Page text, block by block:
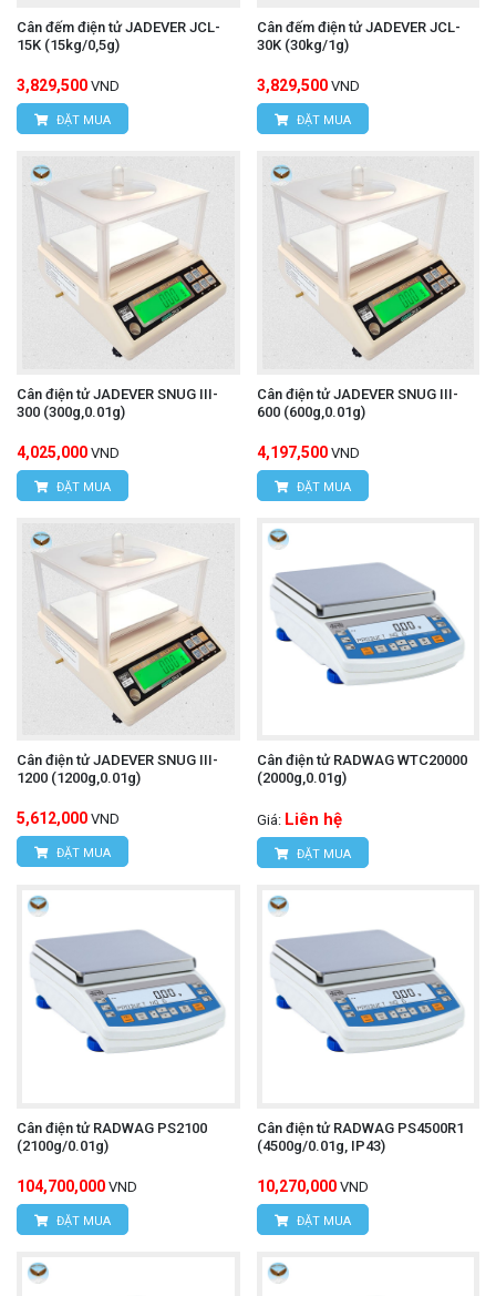
Cân đếm điện tử JADEVER JCL-
15K (15kg/0,5g)
3,829,500 VND
ĐẶT MUA
Cân đếm điện tử JADEVER JCL-
30K (30kg/1g)
3,829,500 VND
ĐẶT MUA
Cân điện tử JADEVER SNUG III-
300 (300g,0.01g)
4,025,000 VND
ĐẶT MUA
Cân điện tử JADEVER SNUG III-
600 (600g,0.01g)
4,197,500 VND
ĐẶT MUA
Cân điện tử JADEVER SNUG III-
1200 (1200g,0.01g)
5,612,000 VND
ĐẶT MUA
Cân điện tử RADWAG WTC20000
(2000g,0.01g)
Giá: Liên hệ
ĐẶT MUA
Cân điện tử RADWAG PS2100
(2100g/0.01g)
104,700,000 VND
ĐẶT MUA
Cân điện tử RADWAG PS4500R1
(4500g/0.01g, IP43)
10,270,000 VND
ĐẶT MUA